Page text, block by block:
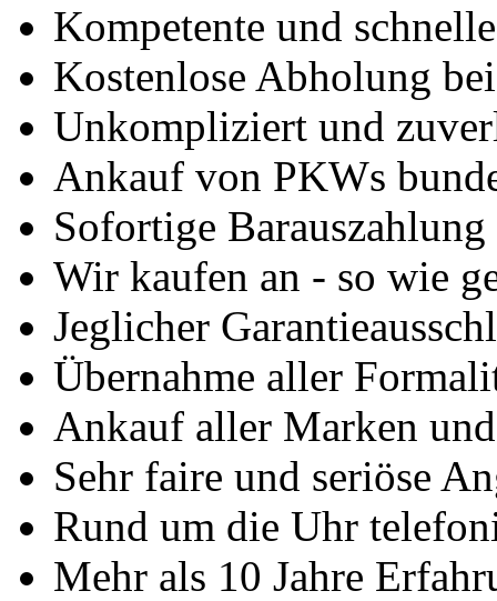
Kompetente und
Kostenlose Abholung
Unkompliziert und
Ankauf von PKWs
Sofortige
Wir kaufen an - so wie
Jeglicher
Übernahme aller
Ankauf aller Marken
Sehr faire und seriöse
Rund um die Uhr
Mehr als 10 Jahre